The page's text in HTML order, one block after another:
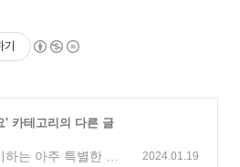
' 카테고리의 다른 글
는 아주 특별한 여
2024.01.19